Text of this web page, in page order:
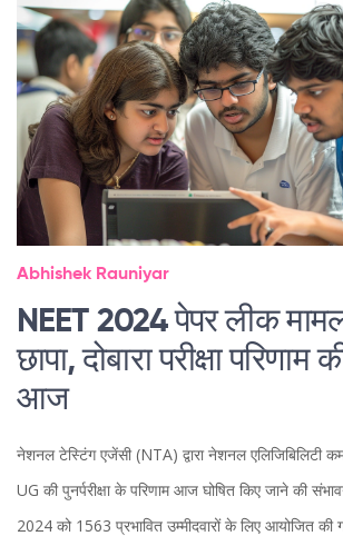
Abhishek Rauniyar
NEET 2024 पेपर लीक
छापा, दोबारा परीक्षा परिणाम
आज
नेशनल टेस्टिंग एजेंसी (NTA) द्वारा नेशनल एलिजिबिलिटी
UG की पुनर्परीक्षा के परिणाम आज घोषित किए जाने की
2024 को 1563 प्रभावित उम्मीदवारों के लिए आयोजित